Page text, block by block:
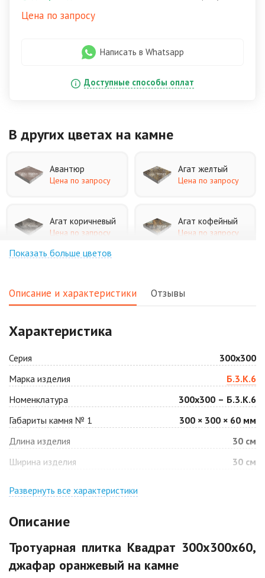
Цена по запросу
Написать в Whatsapp
Доступные способы оплат
В других цветах на камне
Авантюр
Цена по запросу
Агат желтый
Цена по запросу
Агат коричневый
Цена по запросу
Агат кофейный
Цена по запросу
Цена по запросу
Антрацит
Цена по запросу
Арабская ночь
Цена по запросу
Барселона
Цена по запросу
Белая
Цена по запросу
Цена по запросу
Цена по запросу Цена по запросу
Показать больше цветов
Описание и характеристики Отзывы
Характеристика
Серия
300х300
Марка изделия
Б.3.К.6
Номенклатура
300х300 – Б.3.К.6
Габариты камня № 1
300 × 300 × 60 мм
Длина изделия
30 см
Ширина изделия
30 см
Развернуть все характеристики
Описание
Тротуарная плитка Квадрат 300х300х60,
джафар оранжевый на камне